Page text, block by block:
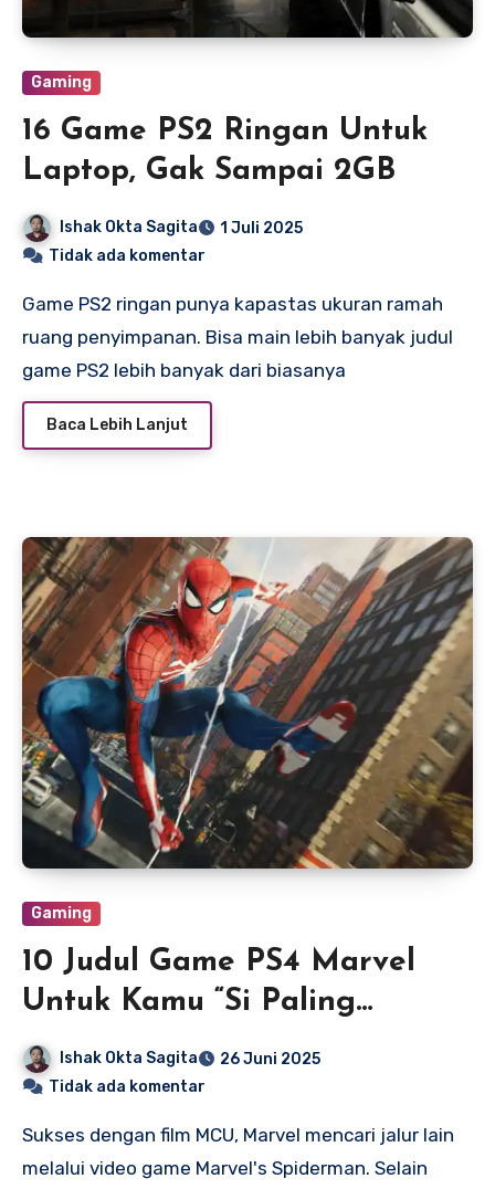
Gaming
16 Game PS2 Ringan Untuk
Laptop, Gak Sampai 2GB
Ishak Okta Sagita
1 Juli 2025
Tidak ada komentar
Game PS2 ringan punya kapastas ukuran ramah
ruang penyimpanan. Bisa main lebih banyak judul
game PS2 lebih banyak dari biasanya
Baca Lebih Lanjut
Gaming
10 Judul Game PS4 Marvel
Untuk Kamu “Si Paling
Marvel”
Ishak Okta Sagita
26 Juni 2025
Tidak ada komentar
Sukses dengan film MCU, Marvel mencari jalur lain
melalui video game Marvel's Spiderman. Selain